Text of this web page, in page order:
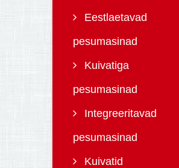
Eestlaetavad
pesumasinad
Kuivatiga
pesumasinad
Integreeritavad
pesumasinad
Kuivatid